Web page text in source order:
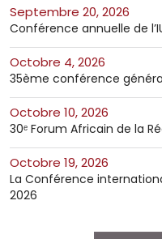
septembre 20, 2026
Conférence annuelle de
octobre 4, 2026
35ème conférence
octobre 10, 2026
30ᵉ Forum Africain de la
octobre 19, 2026
La Conférence
2026